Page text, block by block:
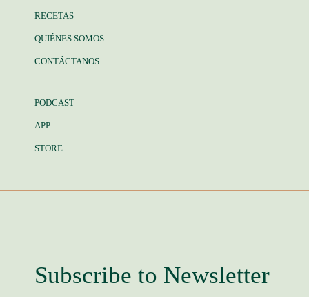
RECETAS
QUIÉNES SOMOS
CONTÁCTANOS
PODCAST
APP
STORE
Subscribe to Newsletter